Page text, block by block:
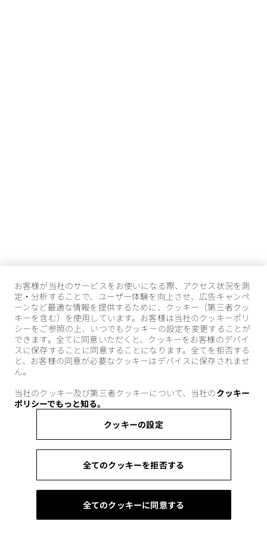
お客様が当社のサービスをお使いになる際、アクセス状況を測
定・分析することで、ユーザー体験を向上させ、広告キャンペ
ーンなど最適な情報を提供するために、クッキー（第三者クッ
キーを含む）を使用しています。お客様は当社のクッキーポリ
シーをご参照の上、いつでもクッキーの設定を変更することが
できます。全てに同意いただくと、クッキーをお客様のデバイ
スに保存することに同意することになります。全てを拒否する
と、お客様の同意が必要なクッキーはデバイスに保存されませ
ん。
当社のクッキー及び第三者クッキーについて、当社のクッキー
ポリシーでもっと知る。
クッキーの設定
全てのクッキーを拒否する
全てのクッキーに同意する